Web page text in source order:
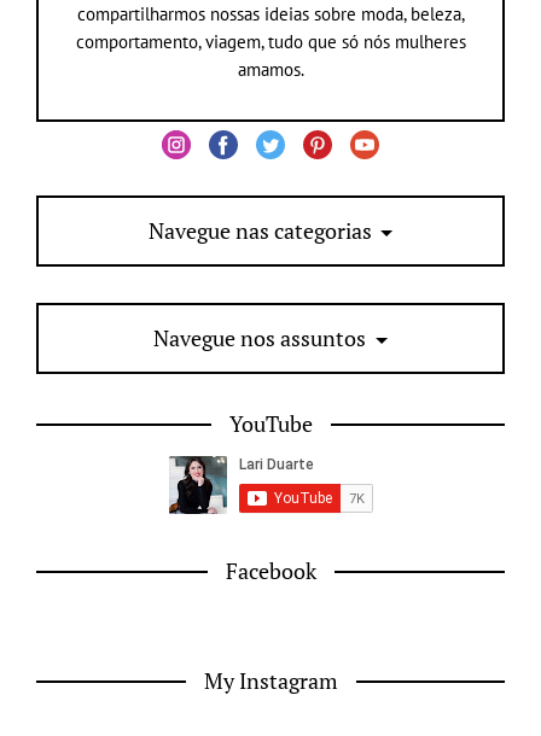
compartilharmos nossas ideias sobre moda, beleza,
comportamento, viagem, tudo que só nós mulheres
amamos.
Navegue nas categorias
Navegue nos assuntos
YouTube
Facebook
My Instagram